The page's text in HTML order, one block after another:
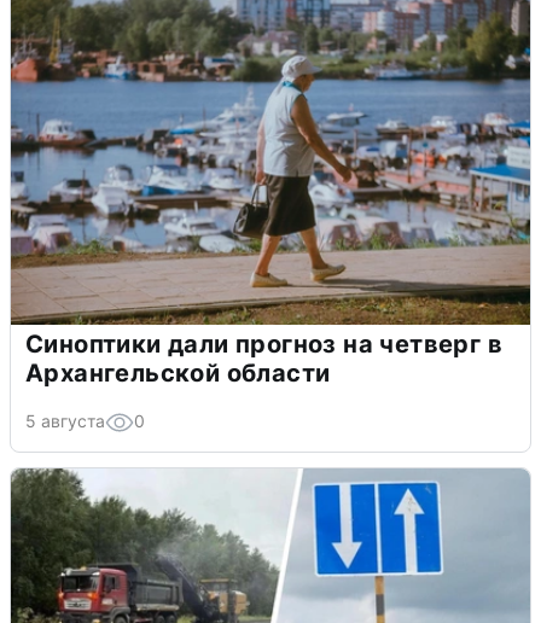
Синоптики дали прогноз на четверг в
Архангельской области
5 августа 0